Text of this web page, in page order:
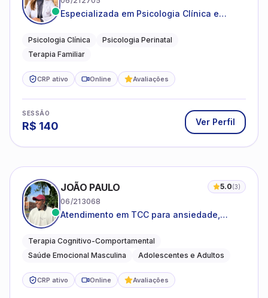
Especializada em Psicologia Clínica e
famílias
Psicologia Clínica
Psicologia Perinatal
Terapia Familiar
CRP ativo Online Avaliações
SESSÃO
R$ 140 Ver Perfil
JOÃO PAULO 5.0(3)
06/213068
Atendimento em TCC para ansiedade,
emocional
Terapia Cognitivo-Comportamental
Saúde Emocional Masculina
Adolescentes e Adultos
CRP ativo Online Avaliações